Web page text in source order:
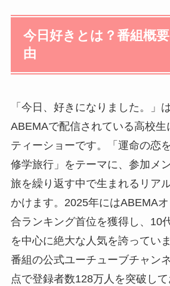
今日好きとは？番組概
由
「今日、好きになりました。」
ABEMAで配信されている高校生
ティーショーです。「運命の恋
修学旅行」をテーマに、参加メ
旅を繰り返す中で生まれるリア
かけます。2025年にはABEMA
合ランキング首位を獲得し、10
を中心に絶大な人気を誇っていま
番組の公式ユーチューブチャン
点で登録者数128万人を突破し